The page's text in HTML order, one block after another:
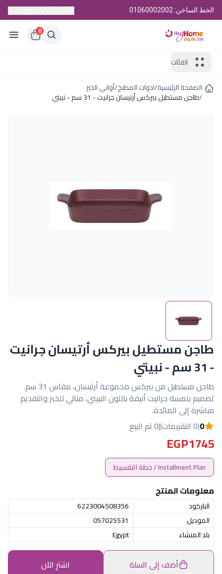
الخط الساخن: 01060002002
0
الفئات
الصفحة الرئيسية/ادوات المطبخ/أواني الخبز
/طاجن مستطيل بيركس أرتيسان جرانيت - 31 سم - نبيتي
طاجن مستطيل بيركس أرتيسان جرانيت
- 31 سم - نبيتي
طاجن مستطيل من بيركس مجموعة أرتيسان، مقاس 31 سم.
تصميم بلمسة جرانيت أنيقة باللون النبيتي، مثالي للخبز والتقديم
مباشرة إلى المائدة.
0(0 التقييمات) |0 تم البيع
EGP1745
Installment Plan / خطة التقسيط
معلومات المنتج
الباركود
6223004508356
الموديل
057025531
بلد المنشاء
Egypt
أضف إلى السلة اشترِ الآن